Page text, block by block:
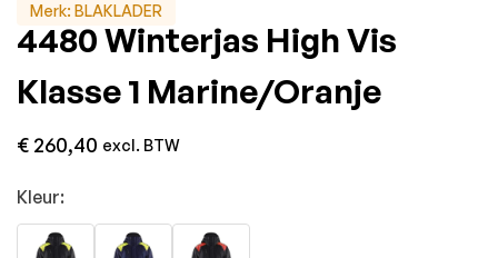
Merk: BLAKLADER
4480 Winterjas High Vis
Klasse 1 Marine/Oranje
€ 260,40 excl. BTW
Kleur: